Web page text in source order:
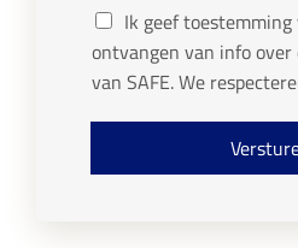
a
a
m
r
n
a
a
m
l
*
G
P
R
Ik geef
ontvangen van info
van SAFE. We